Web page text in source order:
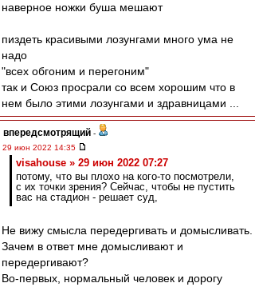
наверное ножки буша мешают
пиздеть красивыми лозунгами много ума не
надо
"всех обгоним и перегоним"
так и Союз просрали со всем хорошим что в
нем было этими лозунгами и здравницами ...
впередсмотрящий -
29 июн 2022 14:35
visahouse » 29 июн 2022 07:27
потому, что вы плохо на кого-то посмотрели,
с их точки зрения? Сейчас, чтобы не пустить
вас на стадион - решает суд,
Не вижу смысла передергивать и домысливать.
Зачем в ответ мне домысливают и
передергивают?
Во-первых, нормальный человек и дорогу